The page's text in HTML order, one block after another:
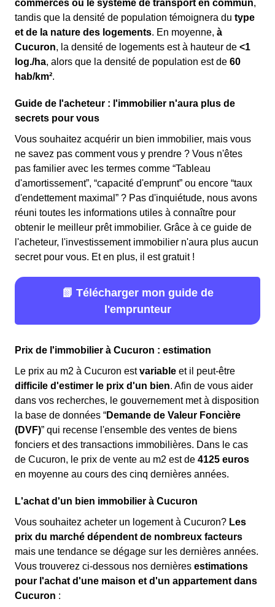
commerces ou le système de transport en commun,
tandis que la densité de population témoignera du type
et de la nature des logements. En moyenne, à
Cucuron, la densité de logements est à hauteur de <1
log./ha, alors que la densité de population est de 60
hab/km².
Guide de l'acheteur : l'immobilier n'aura plus de
secrets pour vous
Vous souhaitez acquérir un bien immobilier, mais vous
ne savez pas comment vous y prendre ? Vous n'êtes
pas familier avec les termes comme “Tableau
d'amortissement”, “capacité d'emprunt” ou encore “taux
d'endettement maximal” ? Pas d'inquiétude, nous avons
réuni toutes les informations utiles à connaître pour
obtenir le meilleur prêt immobilier. Grâce à ce guide de
l'acheteur, l'investissement immobilier n'aura plus aucun
secret pour vous. Et en plus, il est gratuit !
📗 Télécharger mon guide de
l'emprunteur
Prix de l'immobilier à Cucuron : estimation
Le prix au m2 à Cucuron estvariable et il peut-être
difficile d'estimer le prix d'un bien. Afin de vous aider
dans vos recherches, le gouvernement met à disposition
la base de données “Demande de Valeur Foncière
(DVF)” qui recense l'ensemble des ventes de biens
fonciers et des transactions immobilières. Dans le cas
de Cucuron, le prix de vente au m2 est de 4125 euros
en moyenne au cours des cinq dernières années.
L'achat d'un bien immobilier à Cucuron
Vous souhaitez acheter un logement à Cucuron? Les
prix du marché dépendent de nombreux facteurs
mais une tendance se dégage sur les dernières années.
Vous trouverez ci-dessous nos dernières estimations
pour l'achat d'une maison et d'un appartement dans
Cucuron :